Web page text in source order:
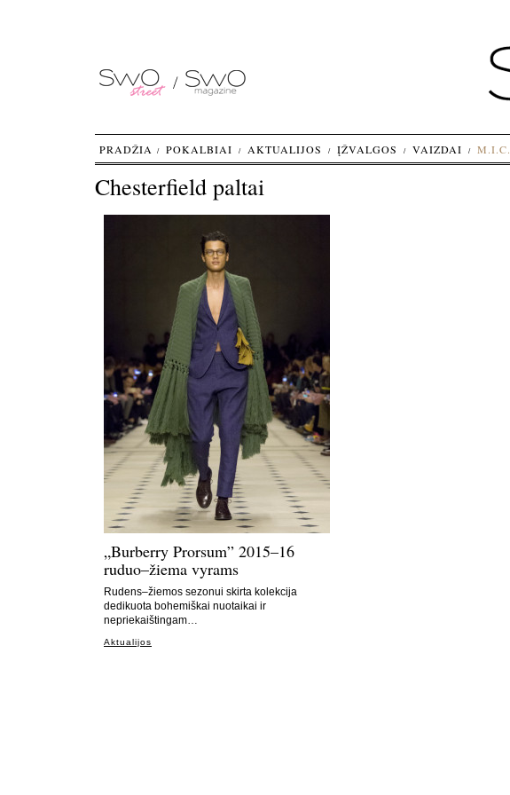
Chesterfield paltai
„Burberry Prorsum” 2015–16
ruduo–žiema vyrams
Rudens–žiemos sezonui skirta kolekcija
dedikuota bohemiškai nuotaikai ir
nepriekaištingam…
Aktualijos
PRADŽIA POKALBIAI AKTUALIJOS ĮŽVALGOS VAIZDAI M.I.C.